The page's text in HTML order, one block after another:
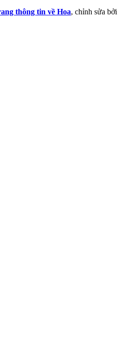
thông tin về Hoa, chỉnh sửa bởi